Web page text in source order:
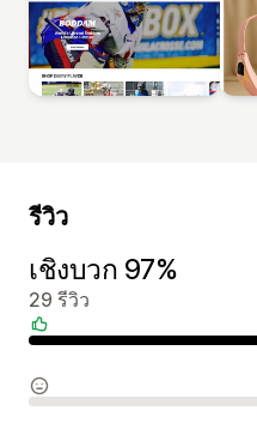
รีวิว
เชิงบวก 97%
29 รีวิว
รีวิวเชิงบวก
รีวิวที่เป็นกลาง